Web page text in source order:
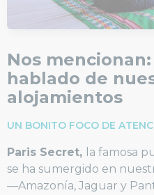
Nos
hablado de
alojamientos
UN BONITO FOCO DE
Paris Secret, la famosa
se ha sumergido en
—Amazonía, Jaguar y